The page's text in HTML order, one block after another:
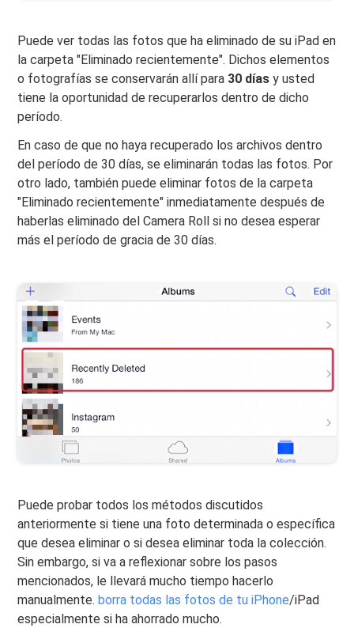
Puede ver todas las fotos que ha eliminado de su iPad en
la carpeta "Eliminado recientemente". Dichos elementos
o fotografías se conservarán allí para 30 días y usted
tiene la oportunidad de recuperarlos dentro de dicho
período.
En caso de que no haya recuperado los archivos dentro
del período de 30 días, se eliminarán todas las fotos. Por
otro lado, también puede eliminar fotos de la carpeta
"Eliminado recientemente" inmediatamente después de
haberlas eliminado del Camera Roll si no desea esperar
más el período de gracia de 30 días.
Puede probar todos los métodos discutidos
anteriormente si tiene una foto determinada o específica
que desea eliminar o si desea eliminar toda la colección.
Sin embargo, si va a reflexionar sobre los pasos
mencionados, le llevará mucho tiempo hacerlo
manualmente.borra todas las fotos de tu iPhone/iPad
especialmente si ha ahorrado mucho.